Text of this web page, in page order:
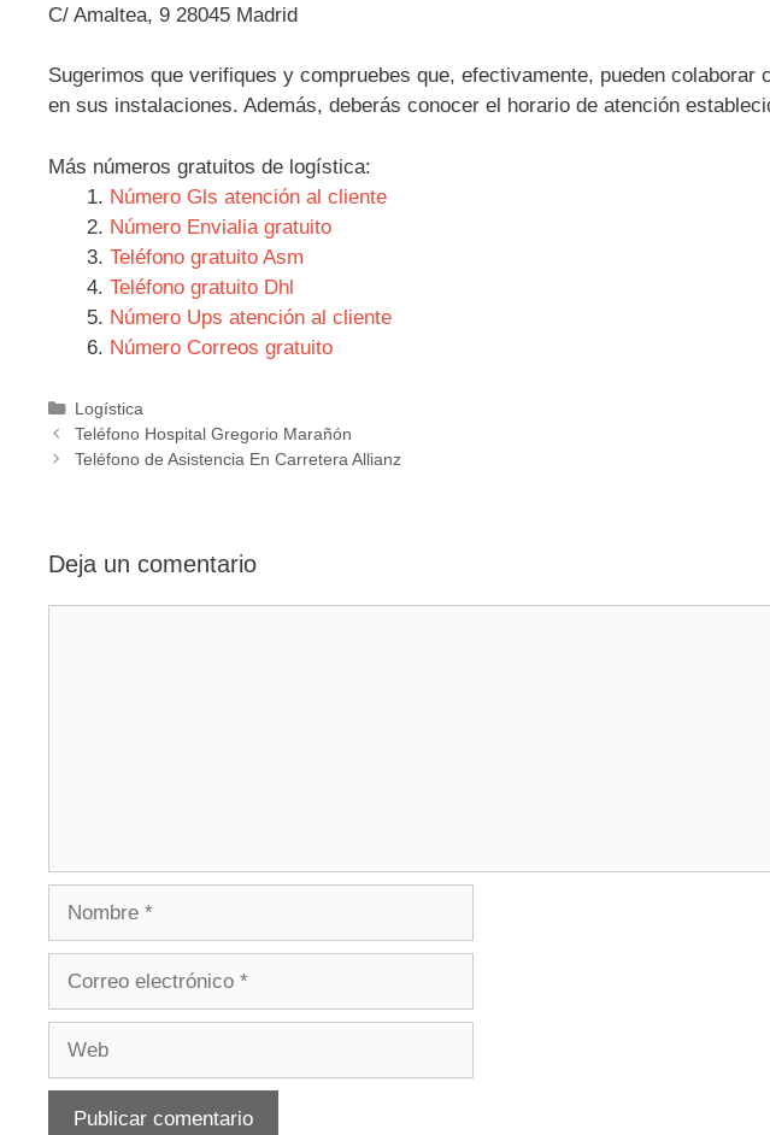
C/ Amaltea, 9 28045 Madrid
Sugerimos que verifiques y compruebes que, efectivamente, pueden colaborar
en sus instalaciones. Además, deberás conocer el horario de atención
Más números gratuitos de logística:
Número Gls atención al cliente
Número Envialia gratuito
Teléfono gratuito Asm
Teléfono gratuito Dhl
Número Ups atención al cliente
Número Correos gratuito
Categorías
Logística
Navegación
de
Teléfono Hospital Gregorio Marañón
Teléfono de Asistencia En Carretera Allianz
Deja un comentario